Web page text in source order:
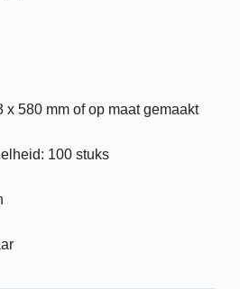
x 580 mm of op maat gemaakt
100 stuks